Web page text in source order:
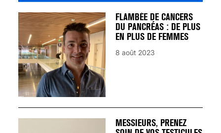
FLAMBÉE DE CANCERS
DU PANCRÉAS : DE PLUS
EN PLUS DE FEMMES
8 août 2023
MESSIEURS, PRENEZ